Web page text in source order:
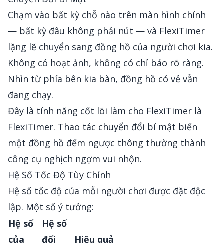
Chạm vào bất kỳ chỗ nào trên màn hình chính
— bất kỳ đâu không phải nút — và FlexiTimer
lặng lẽ chuyển sang đồng hồ của người chơi kia.
Không có hoạt ảnh, không có chỉ báo rõ ràng.
Nhìn từ phía bên kia bàn, đồng hồ có vẻ vẫn
đang chạy.
Đây là tính năng cốt lõi làm cho FlexiTimer là
FlexiTimer. Thao tác chuyển đổi bí mật biến
một đồng hồ đếm ngược thông thường thành
công cụ nghịch ngợm vui nhộn.
Hệ Số Tốc Độ Tùy Chỉnh
Hệ số tốc độ của mỗi người chơi được đặt độc
lập. Một số ý tưởng:
Hệ số
của
Hệ số
đối
Hiệu quả